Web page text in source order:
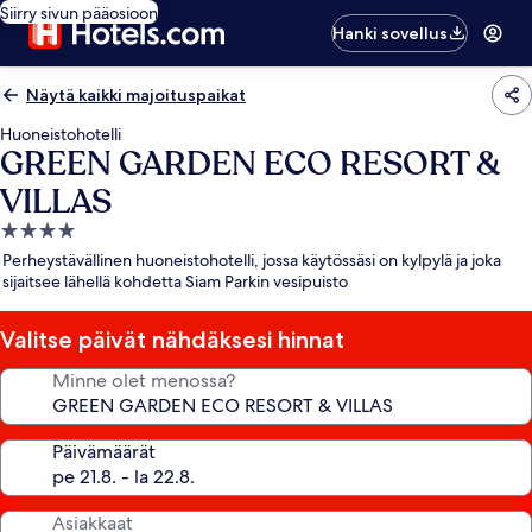
Siirry sivun pääosioon
Hanki sovellus
Näytä kaikki majoituspaikat
Huoneistohotelli
GREEN GARDEN ECO RESORT &
VILLAS
4.0
tähden
majoituspaikka
Perheystävällinen huoneistohotelli, jossa käytössäsi on kylpylä ja joka
sijaitsee lähellä kohdetta Siam Parkin vesipuisto
Valitse päivät nähdäksesi hinnat
Minne olet menossa?
Päivämäärät
Asiakkaat